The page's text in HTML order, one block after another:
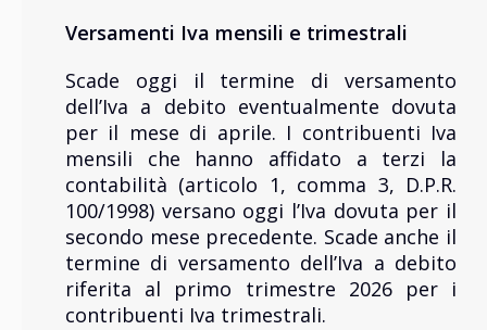
Versamenti Iva mensili e trimestrali
Scade oggi il termine di versamento
dell’Iva a debito eventualmente dovuta
per il mese di aprile. I contribuenti Iva
mensili che hanno affidato a terzi la
contabilità (articolo 1, comma 3, D.P.R.
100/1998) versano oggi l’Iva dovuta per il
secondo mese precedente. Scade anche il
termine di versamento dell’Iva a debito
riferita al primo trimestre 2026 per i
contribuenti Iva trimestrali.